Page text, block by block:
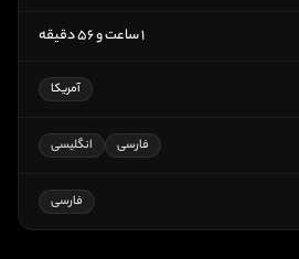
۱ ساعت و ۵۶ دقیقه
آمریکا
فارسی انگلیسی
فارسی